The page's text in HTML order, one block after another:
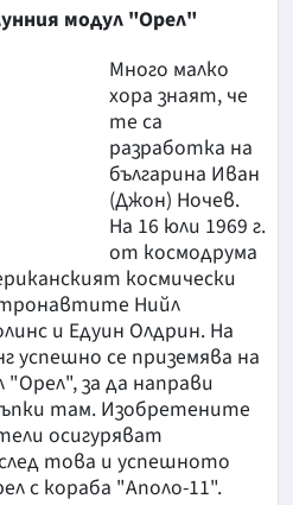
модул "Орел"
Много малко
хора знаят, че
те са
разработка на
българина Иван
(Джон) Ночев.
На 16 юли 1969 г.
от космодрума
космически
Нийл
и Едуин Олдрин. На
успешно се приземява на
"Орел", за да направи
там. Изобретените
осигуряват
това и успешното
с кораба "Аполо-11".